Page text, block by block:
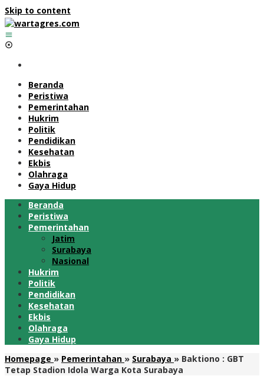
Skip to content
Beranda
Peristiwa
Pemerintahan
Hukrim
Politik
Pendidikan
Kesehatan
Ekbis
Olahraga
Gaya Hidup
Beranda
Peristiwa
Pemerintahan
Jatim
Surabaya
Nasional
Hukrim
Politik
Pendidikan
Kesehatan
Ekbis
Olahraga
Gaya Hidup
Homepage » Pemerintahan » Surabaya » Baktiono : GBT
Tetap Stadion Idola Warga Kota Surabaya